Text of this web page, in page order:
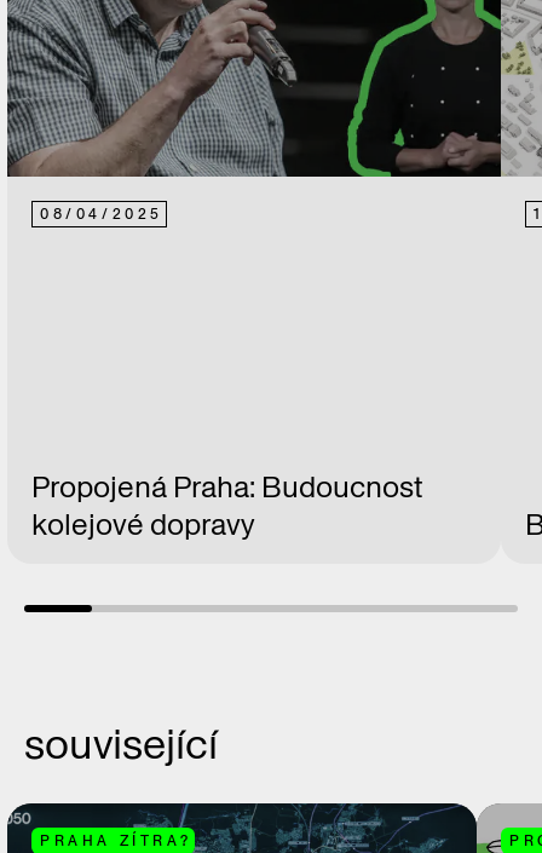
08/ 04/ 2025
Propojená Praha: Budoucnost
kolejové dopravy
související
PRAHA ZÍTRA?